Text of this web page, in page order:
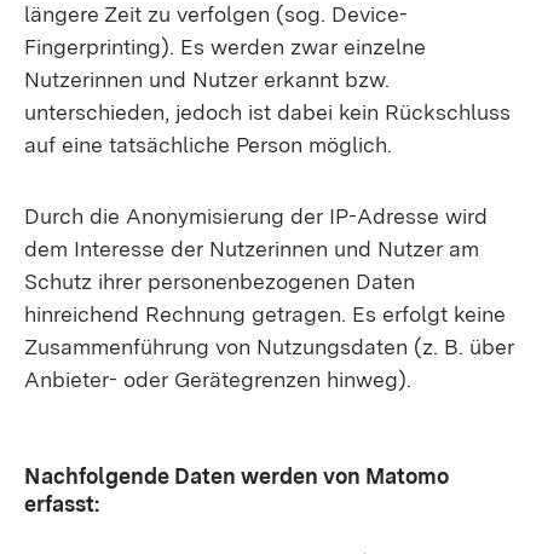
längere Zeit zu verfolgen (sog. Device-
Fingerprinting). Es werden zwar einzelne
Nutzerinnen und Nutzer erkannt bzw.
unterschieden, jedoch ist dabei kein Rückschluss
auf eine tatsächliche Person möglich.
Durch die Anonymisierung der IP-Adresse wird
dem Interesse der Nutzerinnen und Nutzer am
Schutz ihrer personenbezogenen Daten
hinreichend Rechnung getragen. Es erfolgt keine
Zusammenführung von Nutzungsdaten (z. B. über
Anbieter- oder Gerätegrenzen hinweg).
Nachfolgende Daten werden von Matomo
erfasst: